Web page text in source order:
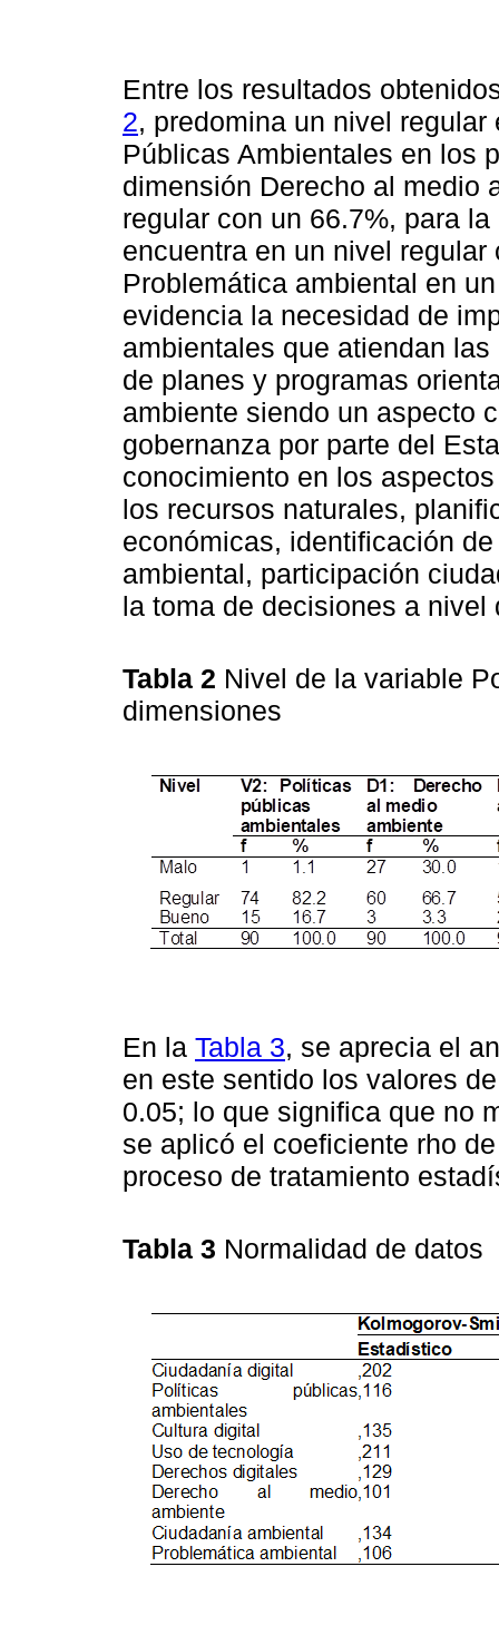
Entre los resultados
2, predomina un nivel
Públicas Ambientales en los
dimensión Derecho al medio
regular con un 66.7%, para
encuentra en un nivel
Problemática ambiental en
evidencia la necesidad de
ambientales que atiendan
de planes y programas
ambiente siendo un aspecto
gobernanza por parte del
conocimiento en los
los recursos naturales,
económicas, identificación
ambiental, participación
la toma de decisiones a nivel
Tabla 2 Nivel de la variable
dimensiones
En la Tabla 3, se aprecia el
en este sentido los valores
0.05; lo que significa que no
se aplicó el coeficiente rho
proceso de tratamiento
Tabla 3 Normalidad de datos